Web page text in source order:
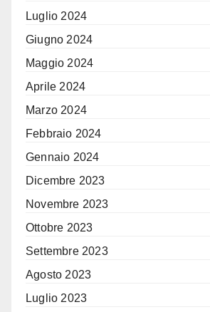
Luglio 2024
Giugno 2024
Maggio 2024
Aprile 2024
Marzo 2024
Febbraio 2024
Gennaio 2024
Dicembre 2023
Novembre 2023
Ottobre 2023
Settembre 2023
Agosto 2023
Luglio 2023